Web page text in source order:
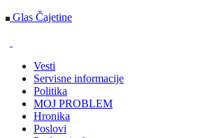
Glas Čajetine
Vesti
Servisne informacije
Politika
MOJ PROBLEM
Hronika
Poslovi